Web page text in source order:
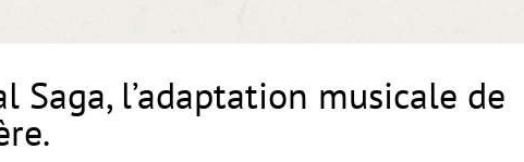
Saga, l’adaptation musicale de